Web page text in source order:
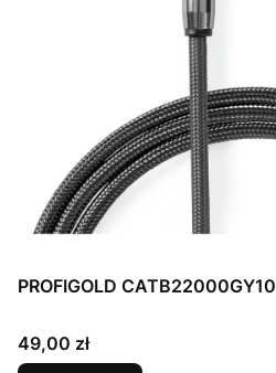
PROFIGOLD CATB22000GY10
Cena
49,00 zł